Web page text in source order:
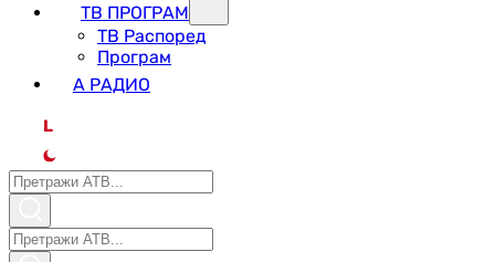
ТВ ПРОГРАМ
ТВ Распоред
Програм
А РАДИО
L